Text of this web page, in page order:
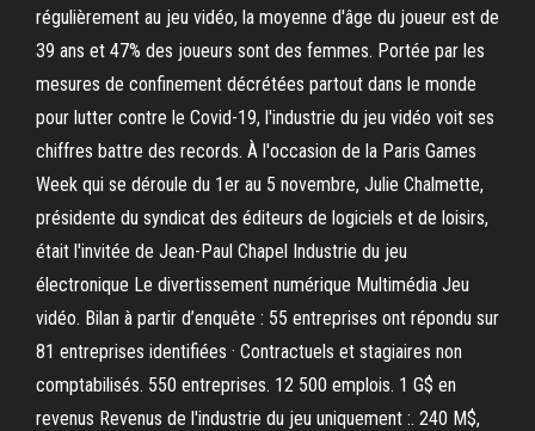
régulièrement au jeu vidéo, la moyenne d'âge du joueur est de
39 ans et 47% des joueurs sont des femmes. Portée par les
mesures de confinement décrétées partout dans le monde
pour lutter contre le Covid-19, l'industrie du jeu vidéo voit ses
chiffres battre des records. À l'occasion de la Paris Games
Week qui se déroule du 1er au 5 novembre, Julie Chalmette,
présidente du syndicat des éditeurs de logiciels et de loisirs,
était l'invitée de Jean-Paul Chapel Industrie du jeu
électronique Le divertissement numérique Multimédia Jeu
vidéo. Bilan à partir d’enquête : 55 entreprises ont répondu sur
81 entreprises identifiées · Contractuels et stagiaires non
comptabilisés. 550 entreprises. 12 500 emplois. 1 G$ en
revenus Revenus de l'industrie du jeu uniquement :. 240 M$,